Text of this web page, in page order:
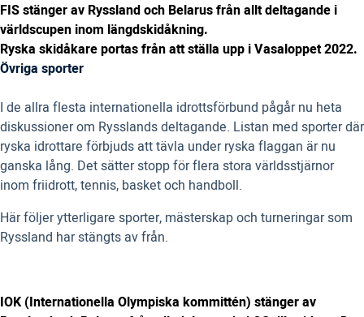
FIS stänger av Ryssland och Belarus från allt deltagande i
världscupen inom längdskidåkning.
Ryska skidåkare portas från att ställa upp i Vasaloppet 2022.
Övriga sporter
I de allra flesta internationella idrottsförbund pågår nu heta
diskussioner om Rysslands deltagande. Listan med sporter där
ryska idrottare förbjuds att tävla under ryska flaggan är nu
ganska lång. Det sätter stopp för flera stora världsstjärnor
inom friidrott, tennis, basket och handboll.
Här följer ytterligare sporter, mästerskap och turneringar som
Ryssland har stängts av från.
IOK (Internationella Olympiska kommittén) stänger av